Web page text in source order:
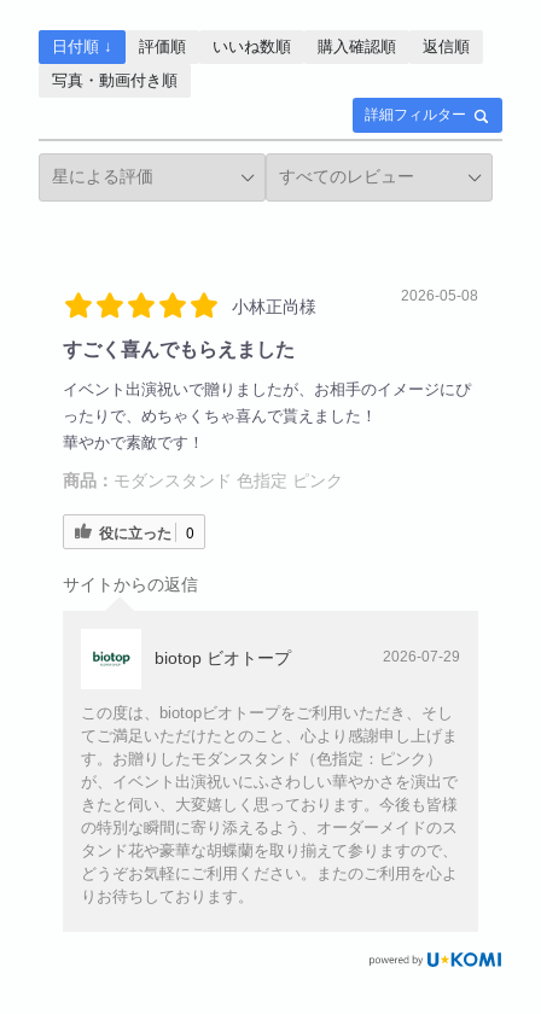
詳細フィルター
日付順 ↓ 評価順 いいね数順 購入確認順
返信順
写真・動画付き順
小林正尚様
2026-05-08
すごく喜んでもらえました
イベント出演祝いで贈りましたが、お相手のイメージにぴ
ったりで、めちゃくちゃ喜んで貰えました！
華やかで素敵です！
商品： モダンスタンド 色指定 ピンク
役に立った 0
サイトからの返信
biotop ビオトープ 2026-07-29
この度は、biotopビオトープをご利用いただき、そし
てご満足いただけたとのこと、心より感謝申し上げま
す。お贈りしたモダンスタンド（色指定：ピンク）
が、イベント出演祝いにふさわしい華やかさを演出で
きたと伺い、大変嬉しく思っております。今後も皆様
の特別な瞬間に寄り添えるよう、オーダーメイドのス
タンド花や豪華な胡蝶蘭を取り揃えて参りますので、
どうぞお気軽にご利用ください。またのご利用を心よ
りお待ちしております。